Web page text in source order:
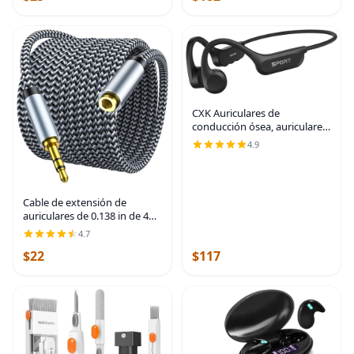
Cable de extensión de
auriculares de 0.138 in de 4
pies, extensor de cable
auxiliar trenzado de nailon
para teléfonos inteligentes,
4.7
$22
CXK Auriculares de
conducción ósea, auriculares
Bluetooth 6.0 actualizados
2026 con micrófono, IPX7
4.9
$117